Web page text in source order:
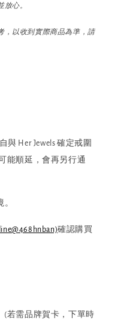
放心。
，以收到實際商品為準，請
Her Jewels 確定戒圍
能順延，會再另行通
確認購買
(若需品牌賀卡，下單時